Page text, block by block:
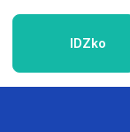
IDZko